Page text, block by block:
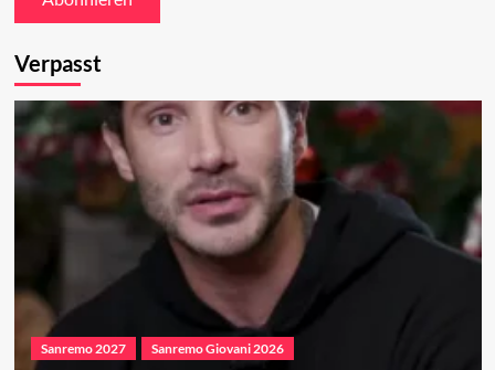
Verpasst
Sanremo 2027 Sanremo Giovani 2026